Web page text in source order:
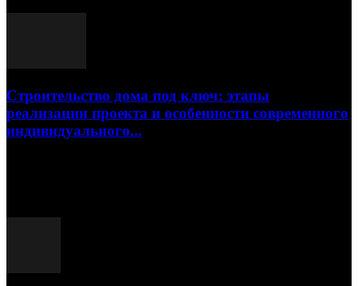
Строительство дома под ключ: этапы
реализации проекта и особенности современного
индивидуального...